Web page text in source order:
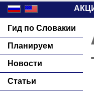
Гид по Словакии
Планируем
Новости
Статьи